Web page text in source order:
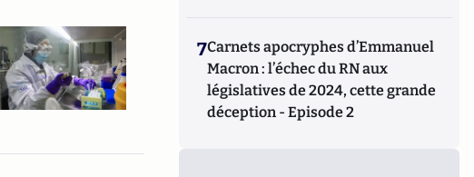
7Carnets apocryphes d’Emmanuel
Macron : l’échec du RN aux
législatives de 2024, cette grande
déception - Episode 2